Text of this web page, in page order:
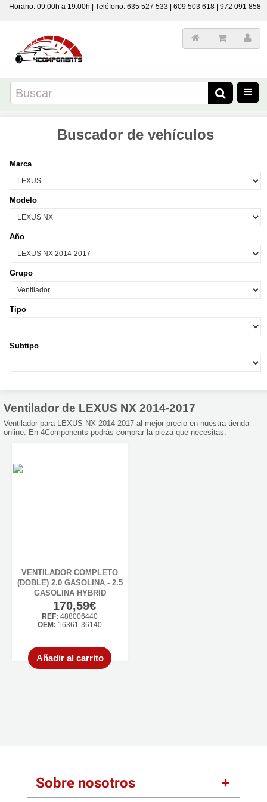
Horario: 09:00h a 19:00h | Teléfono: 635 527 533 | 609 503 618 | 972 091 858
Buscador de vehículos
Marca
Modelo
Año
Grupo
Tipo
Subtipo
Ventilador de LEXUS NX 2014-2017
Ventilador para LEXUS NX 2014-2017 al mejor precio en nuestra tienda
online. En 4Components podrás comprar la pieza que necesitas.
VENTILADOR COMPLETO
(DOBLE) 2.0 GASOLINA - 2.5
GASOLINA HYBRID
170,59€
REF: 488006440
OEM: 16361-36140
Añadir al carrito
Sobre nosotros